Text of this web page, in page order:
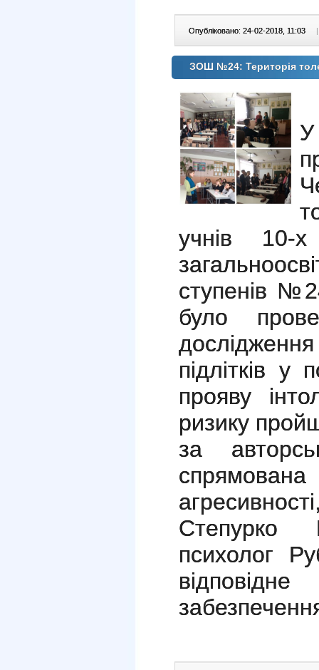
Опубліковано: 24-02-2018, 11:03 |
ЗОШ №24: Територія
учнів 10-х
ступенів
було
підлітків у
прояву
ризику
за
психолог